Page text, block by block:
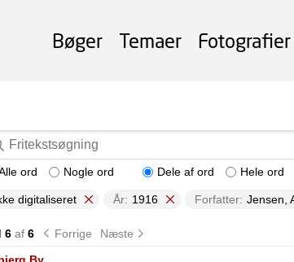
Bøger Temaer Fotografier
ord Nogle ord Dele af ord Hele ord
digitaliseret År: 1916 Forfatter: Jensen,
6af 6 Forrige
Næste
By.